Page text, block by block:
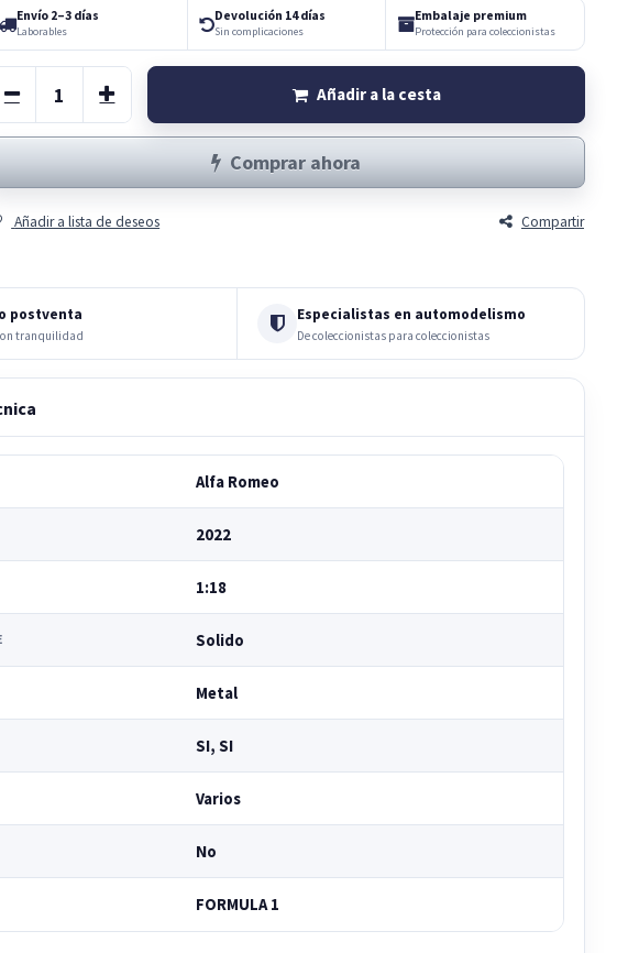
Envío 2–3 días
Laborables
Devolución 14 días
Sin complicaciones
Embalaje premium
Protección para coleccionistas
Añadir a la cesta
Comprar ahora
Añadir a lista de deseos Compartir
postventa
tranquilidad
Especialistas en automodelismo
De coleccionistas para coleccionistas
Alfa Romeo
2022
1:18
Solido
Metal
SI, SI
Varios
No
FORMULA 1